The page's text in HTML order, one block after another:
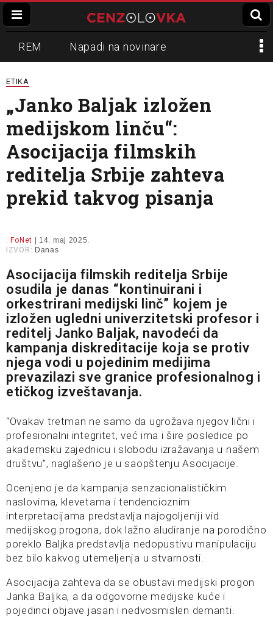
REM Napadi na novinare
Zvučni top
Propaganda Lokalni mediji
Informer Slavko Ćuruvija
ETIKA
„Janko Baljak izložen
medijskom linču“:
Asocijacija filmskih
reditelja Srbije zahteva
prekid takvog pisanja
: FoNet | 14. maj 2025.
IZVOR: Danas
Asocijacija filmskih reditelja Srbije
osudila je danas “kontinuirani i
orkestrirani medijski linč” kojem je
izložen ugledni univerzitetski profesor i
reditelj Janko Baljak, navodeći da
kampanja diskreditacije koja se protiv
njega vodi u pojedinim medijima
prevazilazi sve granice profesionalnog i
etičkog izveštavanja.
“Ovakav tretman ne samo da ugrožava njegov lični i
profesionalni integritet, već ima i šire posledice po
akademsku zajednicu i slobodu izražavanja u našem
društvu”, naglašeno je u saopštenju Asocijacije.
Ocenjeno je da kampanja senzacionalističkim
naslovima, klevetama i tendencioznim
interpretacijama predstavlja najogoljeniji vid
medijskog progona, dok lažno aludiranje na porodično
poreklo Baljka predstavlja nedopustivu manipulaciju
bez bilo kakvog utemeljenja u stvarnosti.
Asocijacija zahteva da se obustavi medijski progon
Janka Baljka, a da odgovorne medijske kuće i
pojedinci objave jasan i nedvosmislen demanti.